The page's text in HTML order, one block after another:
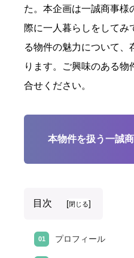
た。本企画は一誠商事様
際に一人暮らしをしてみ
る物件の魅力について、
ります。ご興味のある物
合せください。
本物件を扱う一誠
目次 [閉じる]
プロフィール